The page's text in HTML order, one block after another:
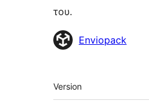
του.
Συντελεστές
Enviopack
Μεταστοιχεία
Version